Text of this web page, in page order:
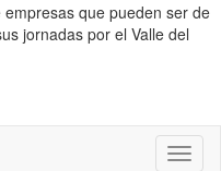
que pueden ser de
jornadas por el Valle del